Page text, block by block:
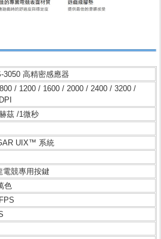
3050 高精密感應器
/ 1200 / 1600 / 2000 / 2400 / 3200 /
茲 /1微秒
UIX™ 系統
電競專用按鍵
色